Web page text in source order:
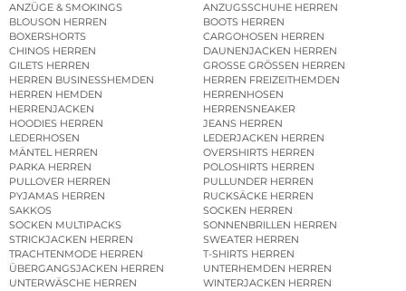
ANZÜGE & SMOKINGS
ANZUGSSCHUHE HERREN
BLOUSON HERREN
BOOTS HERREN
BOXERSHORTS
CARGOHOSEN HERREN
CHINOS HERREN
DAUNENJACKEN HERREN
GILETS HERREN
GROSSE GRÖSSEN HERREN
HERREN BUSINESSHEMDEN
HERREN FREIZEITHEMDEN
HERREN HEMDEN
HERRENHOSEN
HERRENJACKEN
HERRENSNEAKER
HOODIES HERREN
JEANS HERREN
LEDERHOSEN
LEDERJACKEN HERREN
MÄNTEL HERREN
OVERSHIRTS HERREN
PARKA HERREN
POLOSHIRTS HERREN
PULLOVER HERREN
PULLUNDER HERREN
PYJAMAS HERREN
RUCKSÄCKE HERREN
SAKKOS
SOCKEN HERREN
SOCKEN MULTIPACKS
SONNENBRILLEN HERREN
STRICKJACKEN HERREN
SWEATER HERREN
TRACHTENMODE HERREN
T-SHIRTS HERREN
ÜBERGANGSJACKEN HERREN
UNTERHEMDEN HERREN
UNTERWÄSCHE HERREN
WINTERJACKEN HERREN